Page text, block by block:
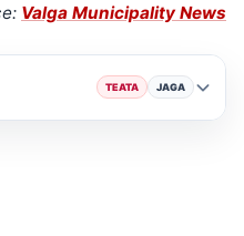
Valga Municipality News
TEATA JAGA